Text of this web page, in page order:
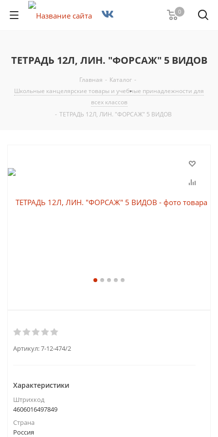
0
ТЕТРАДЬ 12Л, ЛИН. "ФОРСАЖ" 5 ВИДОВ
Главная - Каталог -
Школьные канцелярские товары и учебные принадлежности для
всех классов
- ТЕТРАДЬ 12Л, ЛИН. "ФОРСАЖ" 5 ВИДОВ
Артикул:7-12-474/2
Характеристики
Штрихкод
4606016497849
Страна
Россия